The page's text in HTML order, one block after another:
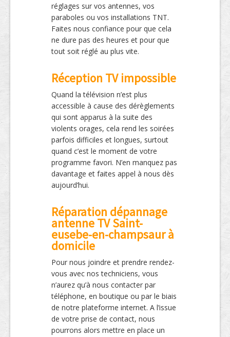
réglages sur vos antennes, vos
paraboles ou vos installations TNT.
Faites nous confiance pour que cela
ne dure pas des heures et pour que
tout soit réglé au plus vite.
Réception TV impossible
Quand la télévision n’est plus
accessible à cause des dérèglements
qui sont apparus à la suite des
violents orages, cela rend les soirées
parfois difficiles et longues, surtout
quand c’est le moment de votre
programme favori. N’en manquez pas
davantage et faites appel à nous dès
aujourd’hui.
Réparation dépannage
antenne TV Saint-
eusebe-en-champsaur à
domicile
Pour nous joindre et prendre rendez-
vous avec nos techniciens, vous
n’aurez qu’à nous contacter par
téléphone, en boutique ou par le biais
de notre plateforme internet. A l’issue
de votre prise de contact, nous
pourrons alors mettre en place un